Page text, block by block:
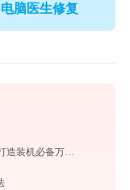
脑医生修复
Ventoy安装使用教程：告别反复格式化，打造装机必备万能U盘启动盘